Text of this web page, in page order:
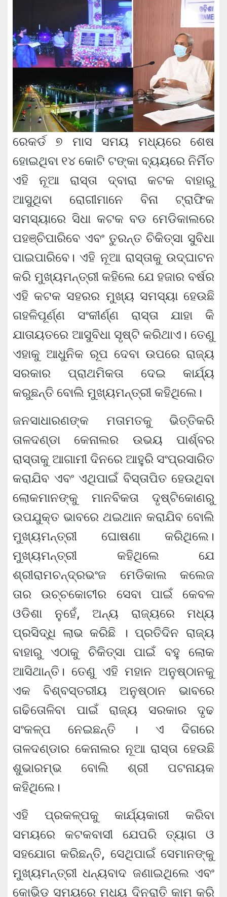
ରେକର୍ଡ ୭ ମାସ ସମୟ ମଧ୍ୟରେ ଶେଷ
ହୋଇଥିବା ୧୪ କୋଟି ଟଙ୍କା ବ୍ୟୟରେ ନିର୍ମିତ
ଏହି ନୂଆ ରାସ୍ତା ଦ୍ବାରା କଟକ ବାହାରୁ
ଆସୁଥିବା ରୋଗୀମାନେ ବିନା ଟ୍ରାଫିକ
ସମସ୍ୟାରେ ସିଧା କଟକ ବଡ ମେଡିକାଲରେ
ପହଞ୍ଚିପାରିବେ ଏବଂ ତୁରନ୍ତ ଚିକିତ୍ସା ସୁବିଧା
ପାଇପାରିବେ। ଏହି ନୂଆ ରାସ୍ତାକୁ ଉଦ୍‌ଘାଟନ
କରି ମୁଖ୍ୟମନ୍ତ୍ରୀ କହିଲେ ଯେ ହଜାର ବର୍ଷର
ଏହି କଟକ ସହରର ମୁଖ୍ୟ ସମସ୍ୟା ହେଉଛି
ଗହଳିପୂର୍ଣ୍ଣ ସଂକୀର୍ଣ୍ଣ ରାସ୍ତା ଯାହା କି
ଯାତାୟତରେ ଆସୁବିଧା ସୃଷ୍ଟି କରିଥାଏ। ତେଣୁ
ଏହାକୁ ଆଧୁନିକ ରୂପ ଦେବା ଉପରେ ରାଜ୍ୟ
ସରକାର ପ୍ରାଥମିକତା ଦେଇ କାର୍ଯ୍ୟ
କରୁଛନ୍ତି ବୋଲି ମୁଖ୍ୟମନ୍ତ୍ରୀ କହିଥିଲେ।
ଜନସାଧାରଣଙ୍କ ମତାମତକୁ ଭିତ୍ତିକରି
ତାଳଦଣ୍ଡା କେନାଲର ଉଭୟ ପାର୍ଶ୍ବର
ରାସ୍ତାକୁ ଆଗାମୀ ଦିନରେ ଆହୁରି ସଂପ୍ରସାରିତ
କରାଯିବ ଏବଂ ଏଥିପାଇଁ ବିସ୍ତାପିତ ହେଉଥିବା
ଲୋକମାନଙ୍କୁ ମାନବିକତା ଦୃଷ୍ଟିକୋଣରୁ
ଉପଯୁକ୍ତ ଭାବରେ ଥଇଥାନ କରାଯିବ ବୋଲି
ମୁଖ୍ୟମନ୍ତ୍ରୀ ଘୋଷଣା କରିଥିଲେ।
ମୁଖ୍ୟମନ୍ତ୍ରୀ କହିଥିଲେ ଯେ
ଶ୍ରୀରାମଚନ୍ଦ୍ରଭଂଜ ମେଡିକାଲ କଲେଜ
ତାର ଉଚ୍ଚକୋଟୀର ସେବା ପାଇଁ କେବଳ
ଓଡିଶା ନୁହେଁ, ଅନ୍ୟ ରାଜ୍ୟରେ ମଧ୍ୟ
ପ୍ରସିଦ୍ଧି ଲାଭ କରିଛି । ପ୍ରତିଦିନ ରାଜ୍ୟ
ବାହାରୁ ଏଠାକୁ ଚିକିତ୍ସା ପାଇଁ ବହୁ ଲୋକ
ଆସିଥାନ୍ତି। ତେଣୁ ଏହି ମହାନ ଅନୁଷ୍ଠାନକୁ
ଏକ ବିଶ୍ବସ୍ତରୀୟ ଅନୁଷ୍ଠାନ ଭାବରେ
ଗଢିତୋଳିବା ପାଇଁ ରାଜ୍ୟ ସରକାର ଦୃଢ
ସଂକଳ୍ପ ନେଇଛନ୍ତି । ଏ ଦିଗରେ
ତାଳଦଣ୍ଡାର କେନାଲର ନୂଆ ରାସ୍ତା ହେଉଛି
ଶୁଭାରମ୍ଭ ବୋଲି ଶ୍ରୀ ପଟନାୟକ
କହିଥିଲେ।
ଏହି ପ୍ରକଳ୍ପକୁ କାର୍ଯ୍ୟକାରୀ କରିବା
ସମୟରେ କଟକବାସୀ ଯେପରି ତ୍ୟାଗ ଓ
ସହଯୋଗ କରିଛନ୍ତି, ସେଥିପାଇଁ ସେମାନଙ୍କୁ
ମୁଖ୍ୟମନ୍ତ୍ରୀ ଧନ୍ୟବାଦ ଜଣାଇଥିଲେ ଏବଂ
କୋଭିଡ ସମୟରେ ମଧ୍ୟ ଦିନରାତି କାମ କରି